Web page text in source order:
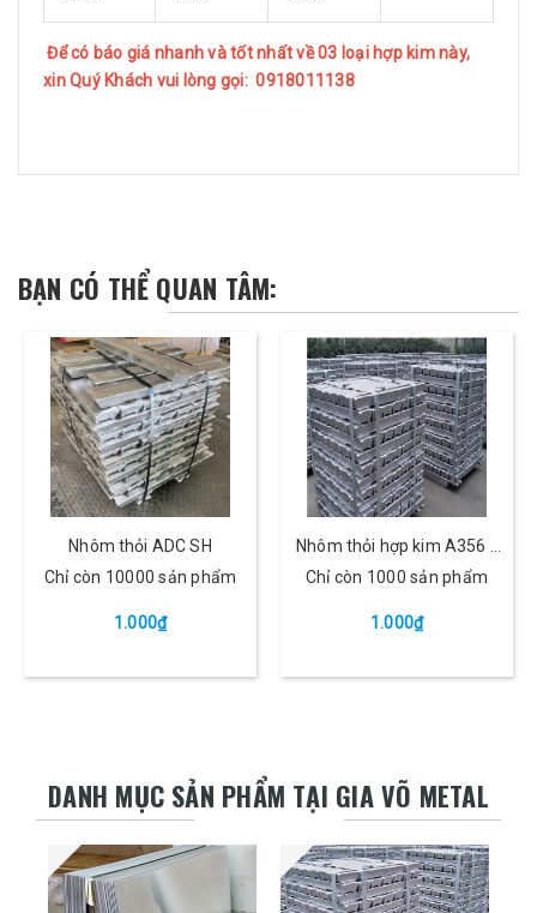
Để có báo giá nhanh và tốt nhất về 03 loại hợp kim này,
xin Quý Khách vui lòng gọi: 0918011138
BẠN CÓ THỂ QUAN TÂM:
Nhôm thỏi ADC SH
Chỉ còn 10000 sản phẩm
1.000₫
Nhôm thỏi hợp kim A356 /
A357
Chỉ còn 1000 sản phẩm
1.000₫
DANH MỤC SẢN PHẨM TẠI GIA VÕ METAL